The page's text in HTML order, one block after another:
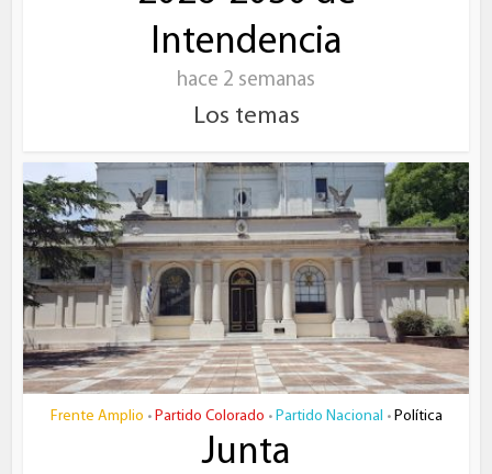
Intendencia
hace 2 semanas
Los temas
Frente Amplio • Partido Colorado • Partido Nacional • Política
Junta